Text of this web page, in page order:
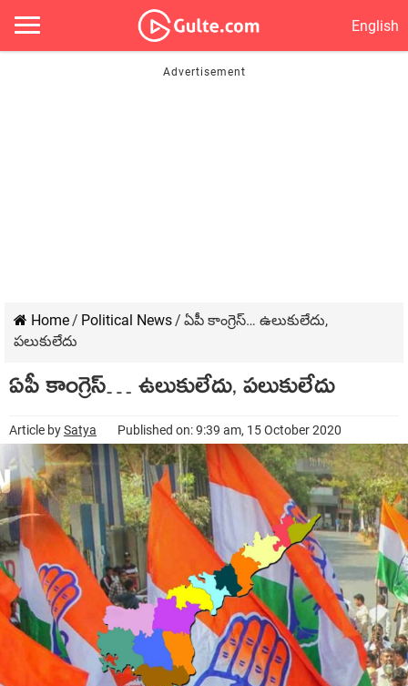
English
Home/ Political News/ ఏపీ కాంగ్రెస్… ఉలుకులేదు,
పలుకులేదు
ఏపీ కాంగ్రెస్… ఉలుకులేదు, పలుకులేదు
Article bySatya Published on: 9:39 am, 15 October 2020